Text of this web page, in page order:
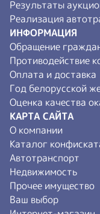
Результаты
Реализация
ИНФОРМАЦИЯ
Обращение
Противодействие
Оплата и доставка
Год белорусской
Оценка качества
КАРТА САЙТА
О компании
Каталог
Автотранспорт
Недвижимость
Прочее имущество
Ваш выбор